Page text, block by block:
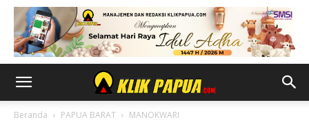
Beranda PAPUA BARAT MANOKWARI